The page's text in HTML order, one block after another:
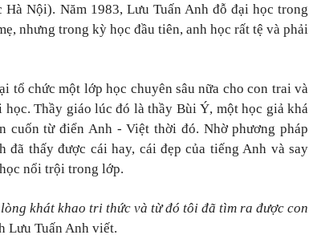
Nội). Năm 1983, Lưu Tuấn Anh đỗ đại học trong
nhưng trong kỳ học đầu tiên, anh học rất tệ và phải
tổ chức một lớp học chuyên sâu nữa cho con trai và
Thầy giáo lúc đó là thầy Bùi Ý, một học giả khá
cuốn từ điển Anh - Việt thời đó. Nhờ phương pháp
đã thấy được cái hay, cái đẹp của tiếng Anh và say
nổi trội trong lớp.
khát khao tri thức và từ đó tôi đã tìm ra được con
Lưu Tuấn Anh viết.